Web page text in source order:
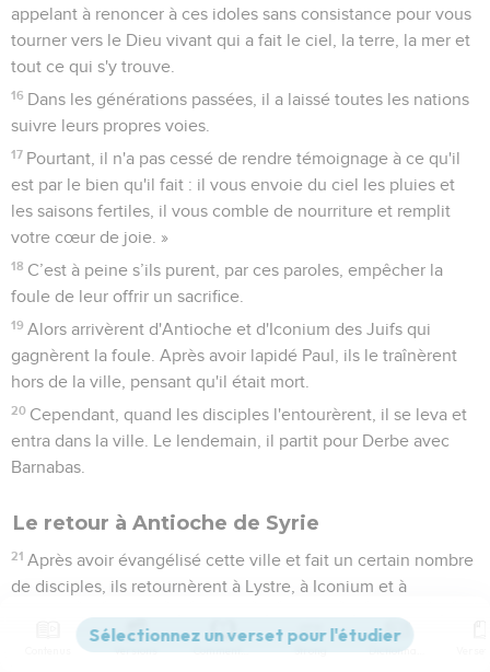
appelant à renoncer à ces idoles sans consistance pour vous
tourner vers le Dieu vivant qui a fait le ciel, la terre, la mer et
tout ce qui s'y trouve.
16 Dans les générations passées, il a laissé toutes les nations
suivre leurs propres voies.
17 Pourtant, il n'a pas cessé de rendre témoignage à ce qu'il
est par le bien qu'il fait : il vous envoie du ciel les pluies et
les saisons fertiles, il vous comble de nourriture et remplit
votre cœur de joie. »
18 C’est à peine s’ils purent, par ces paroles, empêcher la
foule de leur offrir un sacrifice.
19 Alors arrivèrent d'Antioche et d'Iconium des Juifs qui
gagnèrent la foule. Après avoir lapidé Paul, ils le traînèrent
hors de la ville, pensant qu'il était mort.
20 Cependant, quand les disciples l'entourèrent, il se leva et
entra dans la ville. Le lendemain, il partit pour Derbe avec
Barnabas.
Le retour à Antioche de Syrie
21 Après avoir évangélisé cette ville et fait un certain nombre
de disciples, ils retournèrent à Lystre, à Iconium et à
Ils fortifiaient l'esprit des disciples, les encourageaient à
Versions Commentaires Strong